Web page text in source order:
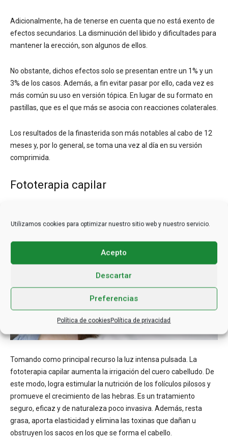
Utilizamos cookies para optimizar nuestro sitio web y nuestro servicio.
Acepto
Descartar
Preferencias
Política de cookiesPolítica de privacidad
Adicionalmente, ha de tenerse en cuenta que no está exento de
efectos secundarios. La disminución del libido y dificultades para
mantener la erección, son algunos de ellos.
No obstante, dichos efectos solo se presentan entre un 1% y un
3% de los casos. Además, a fin evitar pasar por ello, cada vez es
más común su uso en versión tópica. En lugar de su formato en
pastillas, que es el que más se asocia con reacciones colaterales.
Los resultados de la finasterida son más notables al cabo de 12
meses y, por lo general, se toma una vez al día en su versión
comprimida.
Fototerapia capilar
Tomando como principal recurso la luz intensa pulsada. La
fototerapia capilar aumenta la irrigación del cuero cabelludo. De
este modo, logra estimular la nutrición de los folículos pilosos y
promueve el crecimiento de las hebras. Es un tratamiento
seguro, eficaz y de naturaleza poco invasiva. Además, resta
grasa, aporta elasticidad y elimina las toxinas que dañan u
obstruyen los sacos en los que se forma el cabello.